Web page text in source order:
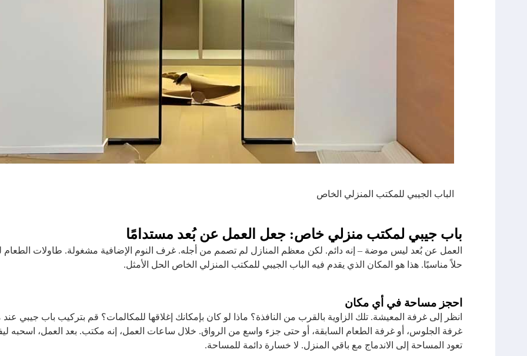
الباب الجيبي للمكتب المنزلي الخاص
باب جيبي لمكتب منزلي خاص: جعل العمل عن بُعد مستدامًا
العمل عن بُعد ليس موضة – إنه دائم. لكن معظم المنازل لم تصمم من أجله. غرف النوم الإضافية مشغولة. طاولات
حلاً مناسبًا. هذا هو المكان الذي يقدم فيه الباب الجيبي للمكتب المنزلي الخاص الحل الأمثل.
احجز مساحة في أي مكان
انظر إلى غرفة المعيشة. تلك الزاوية بالقرب من النافذة؟ ماذا لو كان بإمكانك إغلاقها للمكالمات؟ قم بتركيب باب جيبي
غرفة الجلوس، أو غرفة الطعام السابقة، أو حتى جزء واسع من الرواق. خلال ساعات العمل، إنه مكتب. بعد العمل، اسحبه
تعود المساحة إلى الاندماج مع باقي المنزل. لا خسارة دائمة للمساحة.